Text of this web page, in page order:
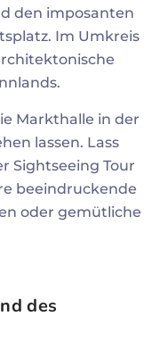
den imposanten
Im Umkreis
Markthalle in der
lassen. Lass
Sightseeing Tour
beeindruckende
oder gemütliche
des